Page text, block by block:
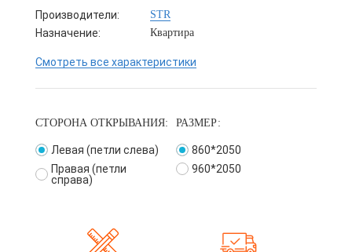
Производители: STR
Назначение: Квартира
Смотреть все характеристики
СТОРОНА ОТКРЫВАНИЯ:
Левая (петли слева)
Правая (петли
справа)
РАЗМЕР:
860*2050
960*2050